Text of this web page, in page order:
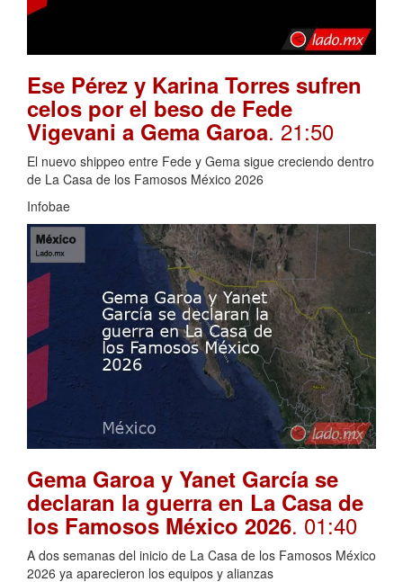
Ese Pérez y Karina Torres sufren
celos por el beso de Fede
Vigevani a Gema Garoa. 21:50
El nuevo shippeo entre Fede y Gema sigue creciendo dentro
de La Casa de los Famosos México 2026
Infobae
Gema Garoa y Yanet García se
declaran la guerra en La Casa de
los Famosos México 2026. 01:40
A dos semanas del inicio de La Casa de los Famosos México
2026 ya aparecieron los equipos y alianzas